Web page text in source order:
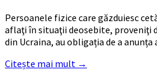
Persoanele fizice care găzduiesc
aflaţi în situaţii deosebite, proveniţi
din Ucraina, au obligația de a
Citește mai mult →